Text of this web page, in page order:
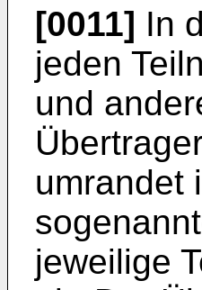
[0011] In
jeden
und
umrandet
jeweilige